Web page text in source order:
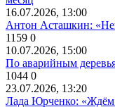
16.07.2026, 13:00
Антон Асташкин:
1159 0
10.07.2026, 15:00
По аварийным
1044 0
23.07.2026, 13:20
Лада Юрченко: «Ждём